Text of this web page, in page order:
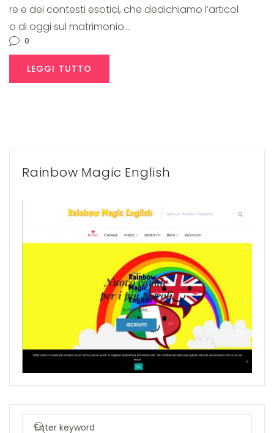
re e dei contesti esotici, che dedichiamo l’articol
o di oggi sul matrimonio…
0
LEGGI TUTTO
Rainbow Magic English
Search